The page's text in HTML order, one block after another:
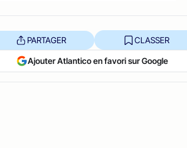
PARTAGER CLASSER
Ajouter Atlantico en favori sur Google